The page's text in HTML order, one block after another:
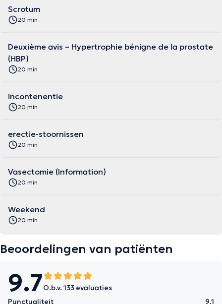
Scrotum
20 min
Deuxième avis – Hypertrophie bénigne de la prostate
(HBP)
20 min
incontenentie
20 min
erectie-stoornissen
20 min
Vasectomie (Information)
20 min
Weekend
20 min
Beoordelingen van patiënten
9.7O.b.v. 133 evaluaties
Punctualiteit
9.1